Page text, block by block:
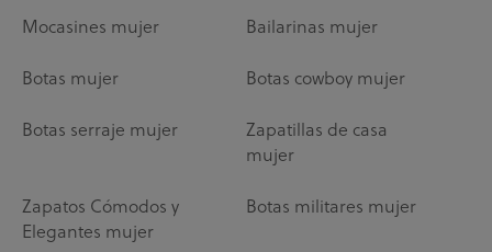
Mocasines mujer Bailarinas mujer
Botas mujer Botas cowboy mujer
Botas serraje mujer
Zapatillas de casa
mujer
Zapatos Cómodos y
Elegantes mujer
Botas militares mujer